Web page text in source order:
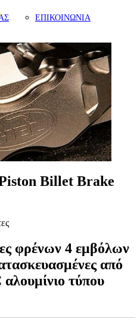
ΕΠΙΚΟΙΝΩΝΙΑ
Billet Brake
φρένων 4 εμβόλων
από
τύπου